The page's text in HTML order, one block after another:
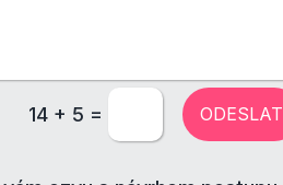
14 + 5 = ODESLAT